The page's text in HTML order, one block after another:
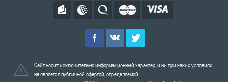
Сайт носит исключительно информационный характер, и ни при каких условиях
не является публичной офертой, определяемой